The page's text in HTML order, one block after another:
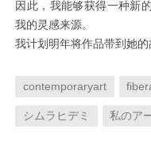
因此，我能够获得一种新
我的灵感来源。
我计划明年将作品带到她的
contemporaryart
シムラヒデミ 私のア